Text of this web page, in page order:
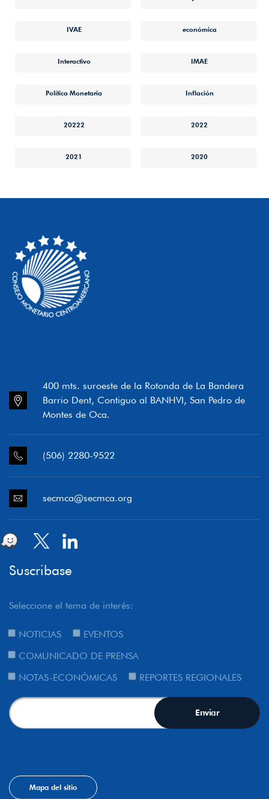
IVAE económica
Interactivo IMAE
Política Monetaria Inflación
20222 2022
2021 2020
400 mts. suroeste de la Rotonda de La Bandera
Barrio Dent, Contiguo al BANHVI, San Pedro de
Montes de Oca.
(506) 2280-9522
secmca@secmca.org
Suscribase
Seleccione el tema de interés:
NOTICIAS
EVENTOS
COMUNICADO DE PRENSA
NOTAS-ECONÓMICAS
REPORTES REGIONALES
Mapa del sitio